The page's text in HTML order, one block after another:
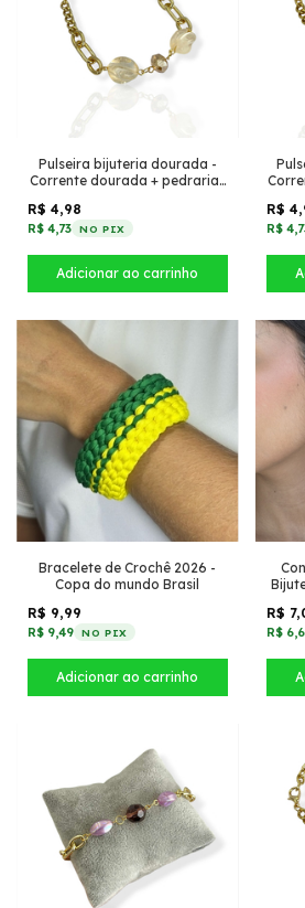
Pulseira bijuteria dourada -
Corrente dourada + pedrarias
R$ 4,98
R$ 4,73 NO PIX
R$
R$
Bracelete de Crochê 2026 -
Copa do mundo Brasil
R$ 9,99
R$ 9,49 NO PIX
R$
R$